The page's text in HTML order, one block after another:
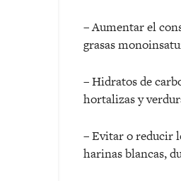
– Aumentar el
grasas
– Hidratos de
hortalizas y
– Evitar o reducir
harinas blancas,